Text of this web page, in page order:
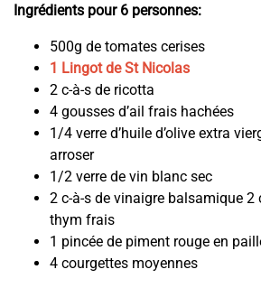
Ingrédients pour 6 personnes:
500g de tomates cerises
1 Lingot de St Nicolas
2 c-à-s de ricotta
4 gousses d’ail frais hachées
1/4 verre d’huile d’olive extra
arroser
1/2 verre de vin blanc sec
2 c-à-s de vinaigre balsamique 2
thym frais
1 pincée de piment rouge en
4 courgettes moyennes